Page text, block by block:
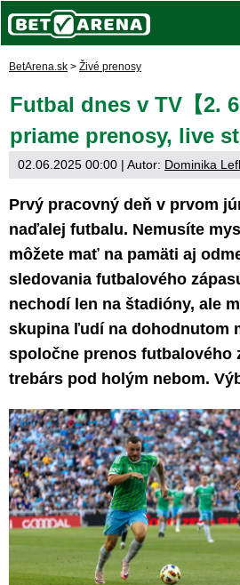
BetArena.sk > Živé prenosy
Futbal dnes v TV【2.
priame prenosy, live
02.06.2025 00:00 | Autor: Dominika
Prvý pracovný deň v prvom
naďalej futbalu. Nemusíte
môžete mať na pamäti aj
sledovania futbalového
nechodí len na štadióny, ale
skupina ľudí na dohodnutom
spoločne prenos futbalového
trebárs pod holým nebom.